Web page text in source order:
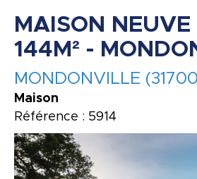
MAISON
144M² -
MONDONVILLE
Maison
Référence : 5914